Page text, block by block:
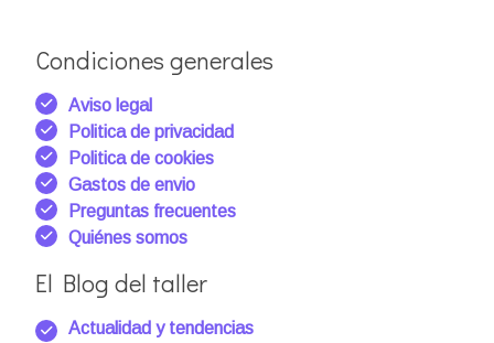
Condiciones generales
Aviso legal
Politica de privacidad
Politica de cookies
Gastos de envio
Preguntas frecuentes
Quiénes somos
El Blog del taller
Actualidad y tendencias